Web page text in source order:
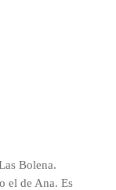
Bolena.
el de Ana. Es